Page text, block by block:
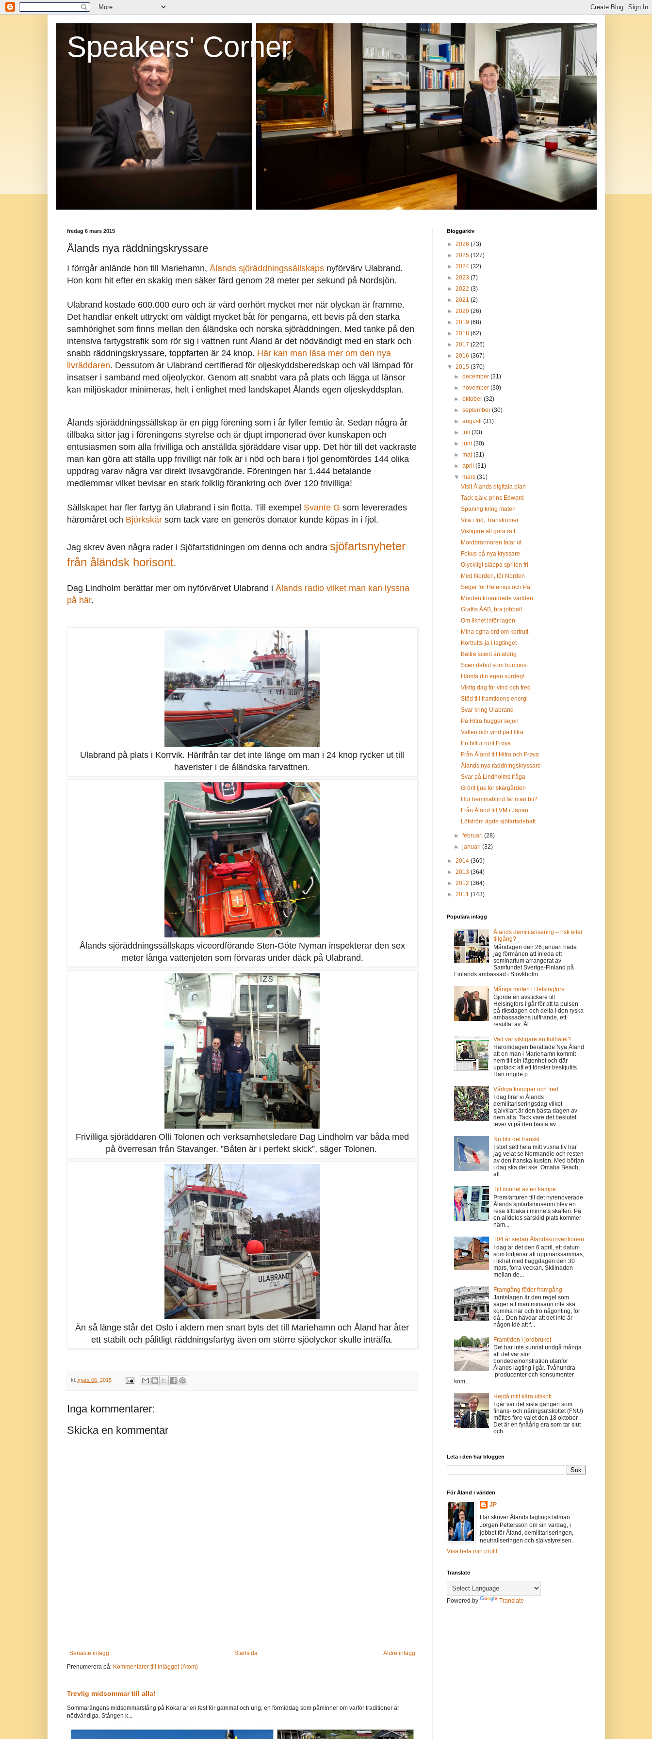
Speakers' Corner
fredag 6 mars 2015
Ålands nya räddningskryssare
I förrgår anlände hon till Mariehamn, Ålands sjöräddningssällskapsnyförvärv Ulabrand.
Hon kom hit efter en skakig men säker färd genom 28 meter per sekund på Nordsjön.
Ulabrand kostade 600.000 euro och är värd oerhört mycket mer när olyckan är framme.
Det handlar enkelt uttryckt om väldigt mycket båt för pengarna, ett bevis på den starka
samhörighet som finns mellan den åländska och norska sjöräddningen. Med tanke på den
intensiva fartygstrafik som rör sig i vattnen runt Åland är det nödvändigt med en stark och
snabb räddningskryssare, toppfarten är 24 knop. Här kan man läsa mer om den nya
livräddaren. Dessutom är Ulabrand certifierad för oljeskyddsberedskap och väl lämpad för
insatser i samband med oljeolyckor. Genom att snabbt vara på plats och lägga ut länsor
kan miljöskador minimeras, helt i enlighet med landskapet Ålands egen oljeskyddsplan.
Ålands sjöräddningssällskap är en pigg förening som i år fyller femtio år. Sedan några år
tillbaka sitter jag i föreningens styrelse och är djupt imponerad över kunskapen och
entusiasmen som alla frivilliga och anställda sjöräddare visar upp. Det hör till det vackraste
man kan göra att ställa upp frivilligt när folk är i nöd och bara i fjol genomfördes 144 olika
uppdrag varav några var direkt livsavgörande. Föreningen har 1.444 betalande
medlemmar vilket bevisar en stark folklig förankring och över 120 frivilliga!
Sällskapet har fler fartyg än Ulabrand i sin flotta. Till exempel Svante G som levererades
häromåret och Björkskärsom tack vare en generös donator kunde köpas in i fjol.
Jag skrev även några rader i Sjöfartstidningen om denna och andra sjöfartsnyheter
från åländsk horisont.
Dag Lindholm berättar mer om nyförvärvet Ulabrand i Ålands radio vilket man kan lyssna
på här.
Ulabrand på plats i Korrvik. Härifrån tar det inte länge om man i 24 knop rycker ut till
haverister i de åländska farvattnen.
Ålands sjöräddningssällskaps viceordförande Sten-Göte Nyman inspekterar den sex
meter långa vattenjeten som förvaras under däck på Ulabrand.
Frivilliga sjöräddaren Olli Tolonen och verksamhetsledare Dag Lindholm var båda med
på överresan från Stavanger. ”Båten är i perfekt skick”, säger Tolonen.
Än så länge står det Oslo i aktern men snart byts det till Mariehamn och Åland har åter
ett stabilt och pålitligt räddningsfartyg även om större sjöolyckor skulle inträffa.
kl. mars 06, 2015
Inga kommentarer:
Skicka en kommentar
Senaste inlägg Äldre inlägg
Startsida
Prenumerera på: Kommentarer till inlägget (Atom)
Trevlig midsommar till alla!
Sommarängens midsommarstång på Kökar är en fest för gammal och ung, en förmiddag som påminner om varför traditioner är
nödvändiga. Stången k...
Bloggarkiv
► 2026 (73)
► 2025 (127)
► 2024 (32)
► 2023 (7)
► 2022 (3)
► 2021 (2)
► 2020 (26)
► 2019 (68)
► 2018 (62)
► 2017 (226)
► 2016 (367)
▼ 2015 (370)
► december (31)
► november (30)
► oktober (32)
► september (30)
► augusti (31)
► juli (33)
► juni (30)
► maj (31)
► april (31)
▼ mars (31)
Visit Ålands digitala plan
Tack själv, prins Edward
Spaning kring maten
Vila i frid, Tranströmer
Viktigare att göra rätt
Mordbrännaren talar ut
Fokus på nya kryssare
Olyckligt släppa spriten fri
Med Norden, för Norden
Seger för Helenius och Paf
Morden förändrade världen
Grattis ÅAB, bra jobbat!
Om likhet inför lagen
Mina egna ord om kortrutt
Kortrutts-ja i lagtinget
Bättre scent än aldrig
Scen debut som humorist
Hämta din egen surdeg!
Viktig dag för vind och fred
Stöd till framtidens energi
Svar kring Ulabrand
På Hitra hugger sejen
Vatten och vind på Hitra
En biltur runt Frøya
Från Åland till Hitra och Frøya
Ålands nya räddningskryssare
Svar på Lindholms fråga
Grönt ljus för skärgården
Hur hemmablind får man bli?
Från Åland till VM i Japan
Löfström ägde sjöfartsdebatt
► februari (28)
► januari (32)
► 2014 (369)
► 2013 (364)
► 2012 (364)
► 2011 (143)
Populära inlägg
Ålands demilitarisering – risk eller
tillgång?
Måndagen den 26 januari hade
jag förmånen att inleda ett
seminarium arrangerat av
Samfundet Sverige-Finland på
Finlands ambassad i Stovkholm...
Många möten i Helsingfors
Gjorde en avstickare till
Helsingfors i går för att ta pulsen
på riksdagen och delta i den ryska
ambassadens julfirande, ett
resultat av Ål...
Vad var viktigare än kulhålet?
Häromdagen berättade Nya Åland
att en man i Mariehamn kommit
hem till sin lägenhet och där
upptäckt att ett fönster beskjutits.
Han ringde p...
Vårliga knoppar och fred
I dag firar vi Ålands
demilitariseringsdag vilket
självklart är den bästa dagen av
dem alla. Tack vare det beslutet
lever vi på den bästa av...
Nu blir det franskt
I stort sett hela mitt vuxna liv har
jag velat se Normandie och resten
av den franska kusten. Med början
i dag ska det ske. Omaha Beach,
all...
Till minnet av en kämpe
Premiärturen till det nyrenoverade
Ålands sjöfartsmuseum blev en
resa tillbaka i minnets skafferi. På
en alldeles särskild plats kommer
näm...
104 år sedan Ålandskonventionen
I dag är det den 6 april, ett datum
som förtjänar att uppmärksammas,
i likhet med flaggdagen den 30
mars, förra veckan. Skillnaden
mellan de...
Framgång föder framgång
Jantelagen är den regel som
säger att man minsann inte ska
komma här och tro någonting, för
då... Den hävdar att det inte är
någon idé att f...
Framtiden i jordbruket
Det har inte kunnat undgå många
att det var stor
bondedemonstration utanför
Ålands lagting i går. Tvåhundra
producenter och konsumenter
kom...
Hejdå mitt kära utskott
I går var det sista gången som
finans- och näringsutskottet (FNU)
möttes före valet den 18 oktober .
Det är en fyråårig era som tar slut
och...
Leta i den här bloggen
För Åland i världen
JP
Här skriver Ålands lagtings talman
Jörgen Pettersson om sin vardag, i
jobbet för Åland, demilitariseringen,
neutraliseringen och självstyrelsen.
Visa hela min profil
Translate
Powered by Translate